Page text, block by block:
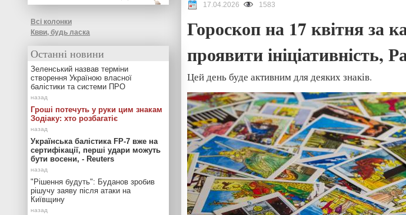
17.04.2026 1583
Гороскоп на 17 квітня за
проявити ініціативність,
Цей день буде активним для деяких знаків.
Всі колонки
Квви, будь ласка
Останні новини
Зеленський назвав терміни
створення Україною власної
балістики та системи ПРО
Гроші потечуть у руки цим знакам
Зодіаку: хто розбагатіє
Українська балістика FP-7 вже на
сертифікації, перші удари можуть
бути восени, - Reuters
"Рішення будуть": Буданов зробив
рішучу заяву після атаки на
Київщину